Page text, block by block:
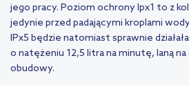
jego pracy. Poziom ochrony Ipx1 to z
jedynie przed padającymi kroplami
IPx5 będzie natomiast sprawnie
o natężeniu 12,5 litra na minutę, laną
obudowy.